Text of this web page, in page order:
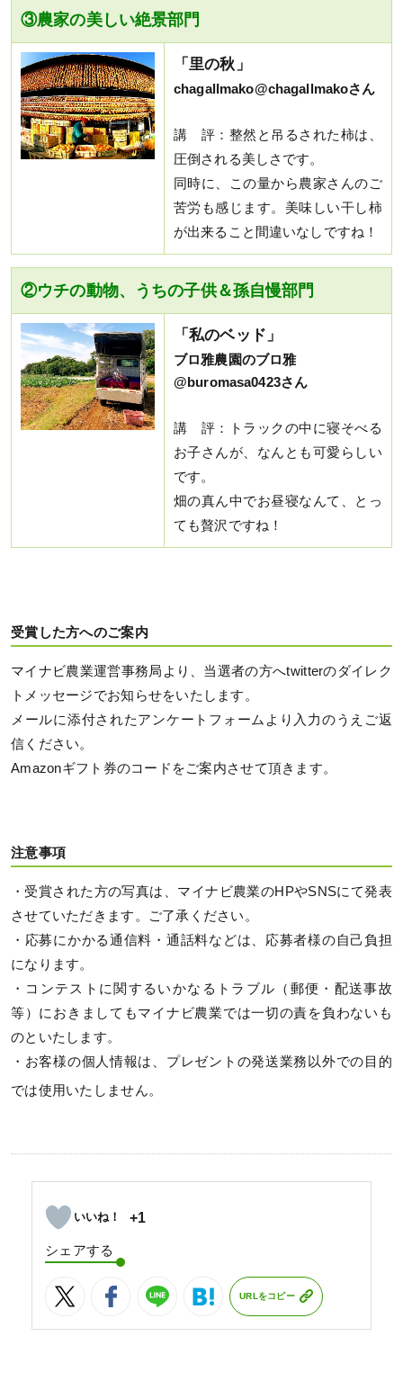
③農家の美しい絶景部門
「里の秋」
chagallmako@chagallmakoさん
講 評：整然と吊るされた柿は、
圧倒される美しさです。
同時に、この量から農家さんのご
苦労も感じます。美味しい干し柿
が出来ること間違いなしですね！
②ウチの動物、うちの子供＆孫自慢部門
「私のベッド」
ブロ雅農園のブロ雅
@buromasa0423さん
講 評：トラックの中に寝そべる
お子さんが、なんとも可愛らしい
です。
畑の真ん中でお昼寝なんて、とっ
ても贅沢ですね！
受賞した方へのご案内
マイナビ農業運営事務局より、当選者の方へtwitterのダイレク
トメッセージでお知らせをいたします。
メールに添付されたアンケートフォームより入力のうえご返
信ください。
Amazonギフト券のコードをご案内させて頂きます。
注意事項
・受賞された方の写真は、マイナビ農業のHPやSNSにて発表
させていただきます。ご了承ください。
・応募にかかる通信料・通話料などは、応募者様の自己負担
になります。
・コンテストに関するいかなるトラブル（郵便・配送事故
等）におきましてもマイナビ農業では一切の責を負わないも
のといたします。
・お客様の個人情報は、プレゼントの発送業務以外での目的
では使用いたしません。
+1
シェアする
URLをコピー